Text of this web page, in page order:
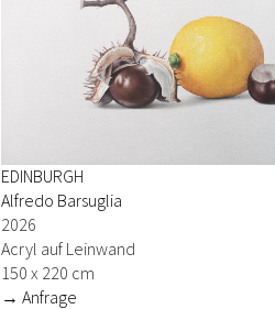
EDINBURGH
Alfredo Barsuglia
2026
Acryl auf Leinwand
150 x 220 cm
→ Anfrage